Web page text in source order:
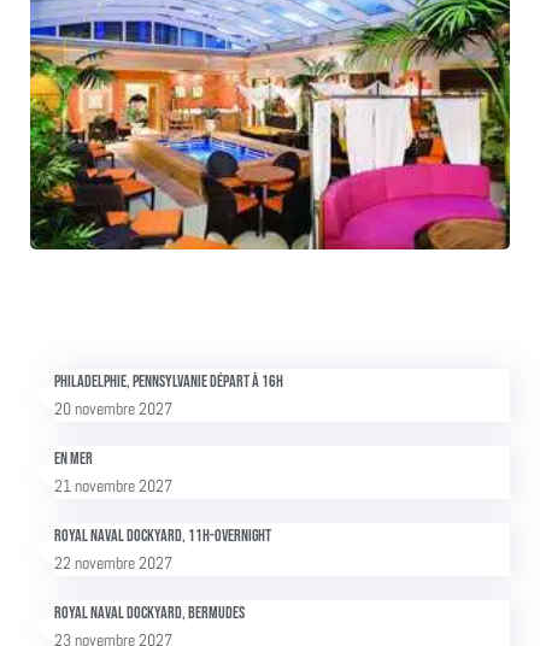
Philadelphie, Pennsylvanie Départ à 16h
20 novembre 2027
En mer
21 novembre 2027
Royal Naval Dockyard, 11h-overnight
22 novembre 2027
Royal Naval Dockyard, Bermudes
23 novembre 2027